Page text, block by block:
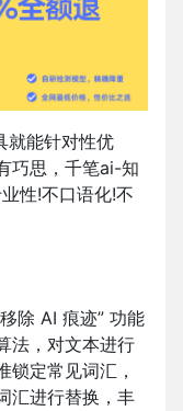
就能针对性优
巧思，千笔ai-知
性!不口语化!不
除 AI 痕迹” 功能
法，对文本进行
锁定常见词汇，
汇进行替换，丰